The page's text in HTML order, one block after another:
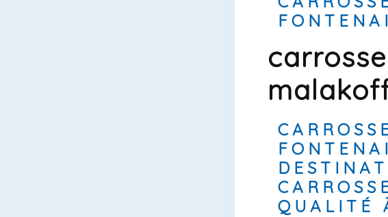
QUALITÉ